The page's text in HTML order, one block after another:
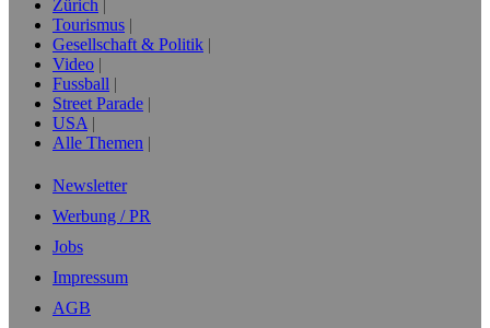
Zürich
Tourismus
Gesellschaft & Politik
Video
Fussball
Street Parade
USA
Alle Themen
Newsletter
Werbung / PR
Jobs
Impressum
AGB